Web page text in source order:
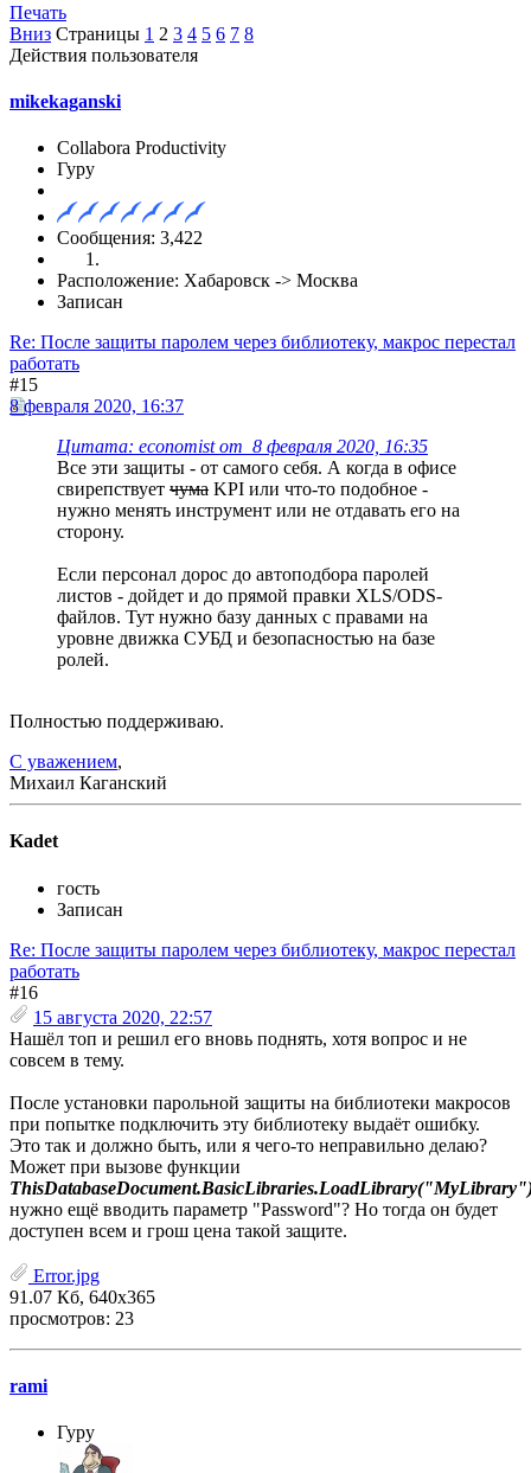
Печать
Вниз Страницы 1 2 3 4 5 6 7 8
Действия пользователя
mikekaganski
Collabora Productivity
Гуру
Сообщения: 3,422
Расположение: Хабаровск -> Москва
Записан
Re: После защиты паролем через библиотеку, макрос перестал
работать
#15
8 февраля 2020, 16:37
Цитата: economist от 8 февраля 2020, 16:35
Все эти защиты - от самого себя. А когда в офисе
свирепствует чума KPI или что-то подобное -
нужно менять инструмент или не отдавать его на
сторону.
Если персонал дорос до автоподбора паролей
листов - дойдет и до прямой правки XLS/ODS-
файлов. Тут нужно базу данных с правами на
уровне движка СУБД и безопасностью на базе
ролей.
Полностью поддерживаю.
С уважением,
Михаил Каганский
Kadet
гость
Записан
Re: После защиты паролем через библиотеку, макрос перестал
работать
#16
15 августа 2020, 22:57
Нашёл топ и решил его вновь поднять, хотя вопрос и не
совсем в тему.
После установки парольной защиты на библиотеки макросов
при попытке подключить эту библиотеку выдаёт ошибку.
Это так и должно быть, или я чего-то неправильно делаю?
Может при вызове функции
нужно ещё вводить параметр "Password"? Но тогда он будет
доступен всем и грош цена такой защите.
Error.jpg
91.07 Кб, 640x365
просмотров: 23
rami
Гуру